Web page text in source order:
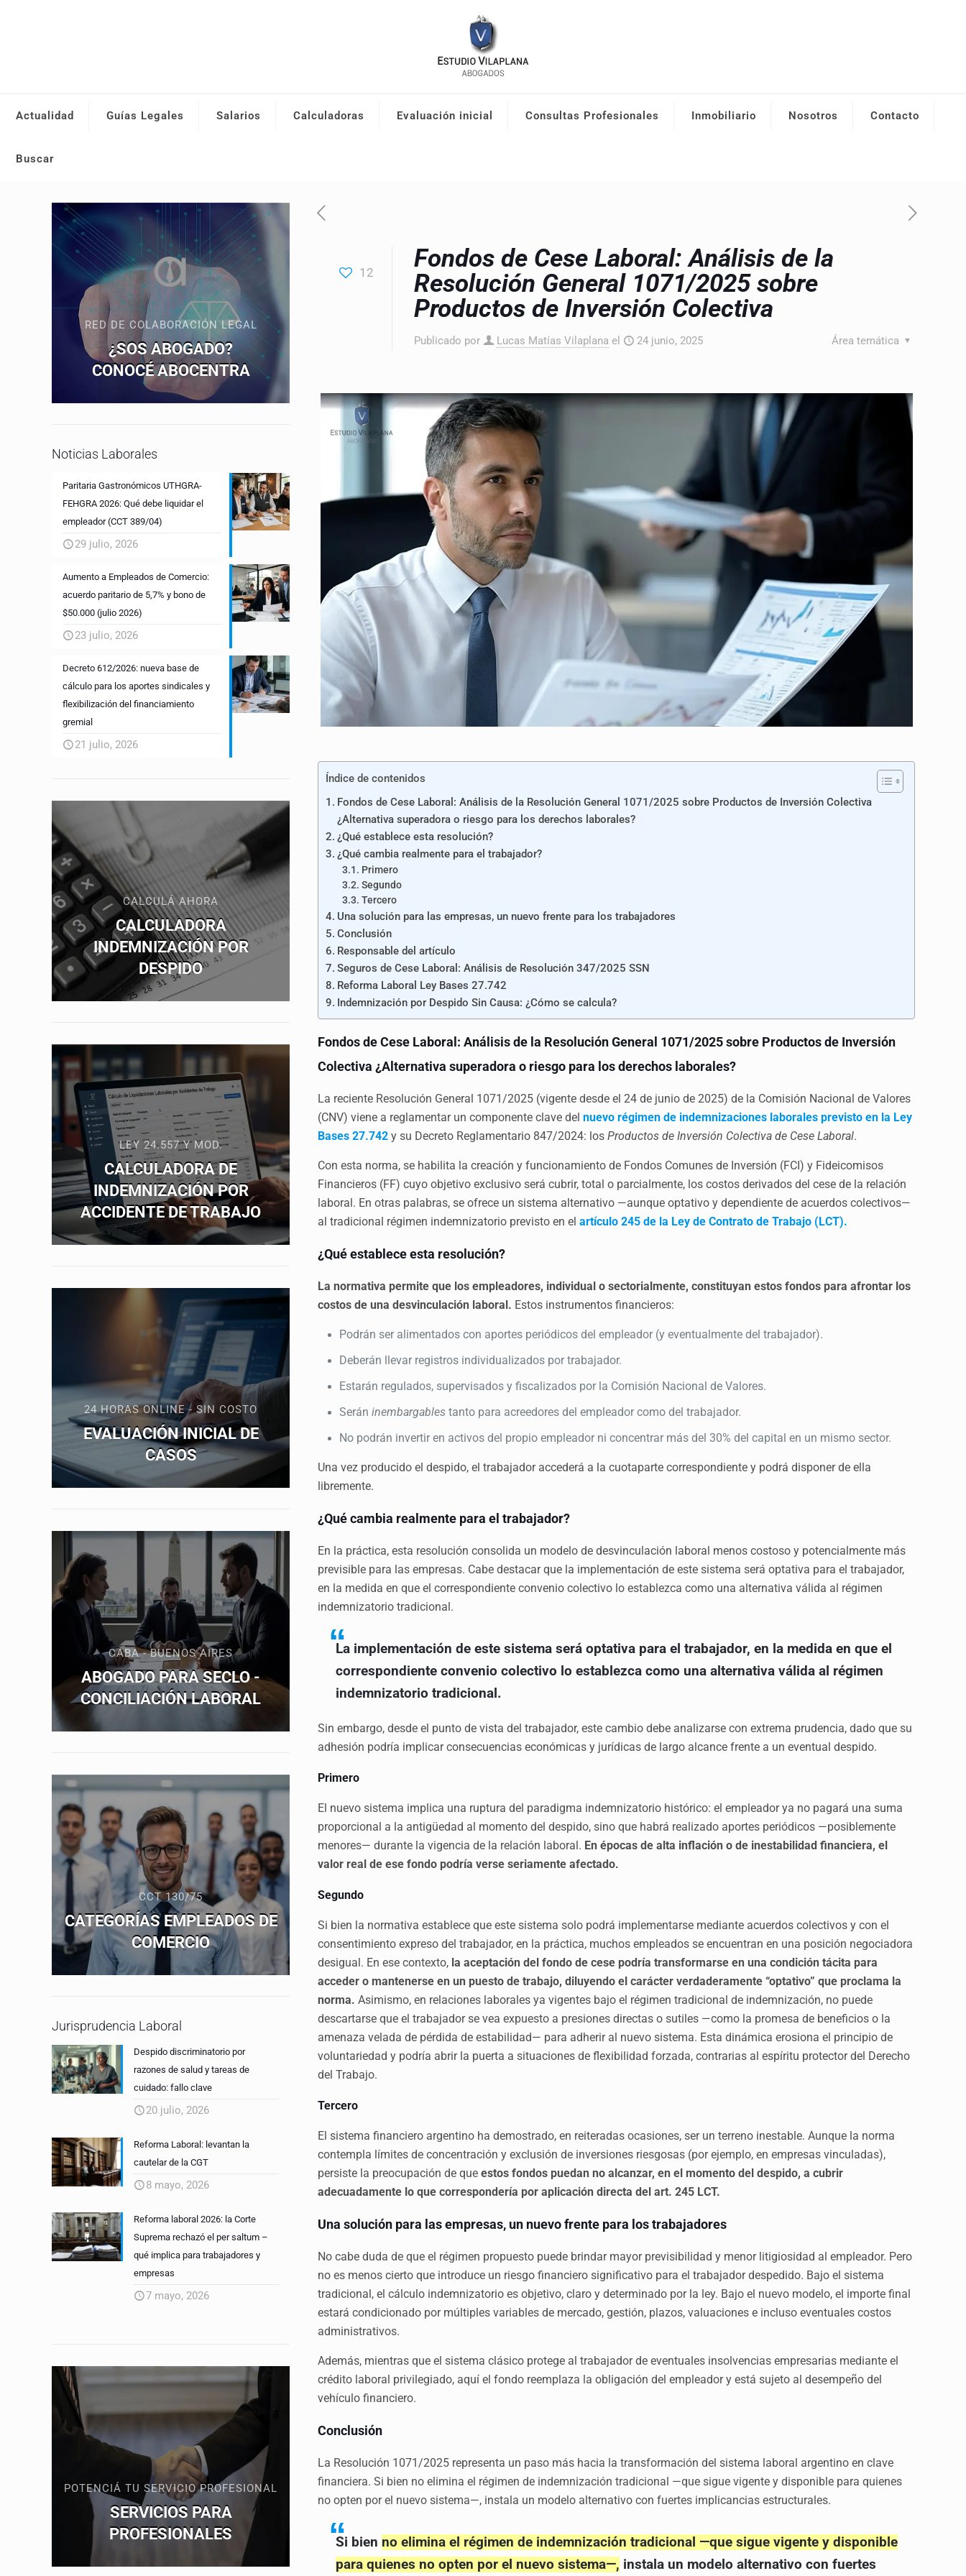
Actualidad Guías Legales Salarios Calculadoras Evaluación inicial Consultas Profesionales Inmobiliario Nosotros Contacto
Buscar
12
Fondos de Cese Laboral: Análisis de la
Resolución General 1071/2025 sobre
Productos de Inversión Colectiva
Publicado por Lucas Matías Vilaplana el 24 junio, 2025 Área temática
Índice de contenidos
Fondos de Cese Laboral: Análisis de la Resolución General 1071/2025 sobre Productos de Inversión Colectiva
¿Alternativa superadora o riesgo para los derechos laborales?
¿Qué establece esta resolución?
¿Qué cambia realmente para el trabajador?
Primero
Segundo
Tercero
Una solución para las empresas, un nuevo frente para los trabajadores
Conclusión
Responsable del artículo
Seguros de Cese Laboral: Análisis de Resolución 347/2025 SSN
Reforma Laboral Ley Bases 27.742
Indemnización por Despido Sin Causa: ¿Cómo se calcula?
Fondos de Cese Laboral: Análisis de la Resolución General 1071/2025 sobre Productos de Inversión
Colectiva ¿Alternativa superadora o riesgo para los derechos laborales?
La reciente Resolución General 1071/2025 (vigente desde el 24 de junio de 2025) de la Comisión Nacional de Valores
(CNV) viene a reglamentar un componente clave delnuevo régimen de indemnizaciones laborales previsto en la Ley
Bases 27.742 y su Decreto Reglamentario 847/2024: losProductos de Inversión Colectiva de Cese Laboral.
Con esta norma, se habilita la creación y funcionamiento de Fondos Comunes de Inversión (FCI) y Fideicomisos
Financieros (FF) cuyo objetivo exclusivo será cubrir, total o parcialmente, los costos derivados del cese de la relación
laboral. En otras palabras, se ofrece un sistema alternativo —aunque optativo y dependiente de acuerdos colectivos—
al tradicional régimen indemnizatorio previsto en elartículo 245 de la Ley de Contrato de Trabajo (LCT).
¿Qué establece esta resolución?
La normativa permite que los empleadores, individual o sectorialmente, constituyan estos fondos para afrontar los
costos de una desvinculación laboral. Estos instrumentos financieros:
Podrán ser alimentados con aportes periódicos del empleador (y eventualmente del trabajador).
Deberán llevar registros individualizados por trabajador.
Estarán regulados, supervisados y fiscalizados por la Comisión Nacional de Valores.
Seráninembargables tanto para acreedores del empleador como del trabajador.
No podrán invertir en activos del propio empleador ni concentrar más del 30% del capital en un mismo sector.
Una vez producido el despido, el trabajador accederá a la cuotaparte correspondiente y podrá disponer de ella
libremente.
¿Qué cambia realmente para el trabajador?
En la práctica, esta resolución consolida un modelo de desvinculación laboral menos costoso y potencialmente más
previsible para las empresas. Cabe destacar que la implementación de este sistema será optativa para el trabajador,
en la medida en que el correspondiente convenio colectivo lo establezca como una alternativa válida al régimen
indemnizatorio tradicional.
La implementación de este sistema será optativa para el trabajador, en la medida en que el
correspondiente convenio colectivo lo establezca como una alternativa válida al régimen
indemnizatorio tradicional.
Sin embargo, desde el punto de vista del trabajador, este cambio debe analizarse con extrema prudencia, dado que su
adhesión podría implicar consecuencias económicas y jurídicas de largo alcance frente a un eventual despido.
Primero
El nuevo sistema implica una ruptura del paradigma indemnizatorio histórico: el empleador ya no pagará una suma
proporcional a la antigüedad al momento del despido, sino que habrá realizado aportes periódicos —posiblemente
menores— durante la vigencia de la relación laboral. En épocas de alta inflación o de inestabilidad financiera, el
valor real de ese fondo podría verse seriamente afectado.
Segundo
Si bien la normativa establece que este sistema solo podrá implementarse mediante acuerdos colectivos y con el
consentimiento expreso del trabajador, en la práctica, muchos empleados se encuentran en una posición negociadora
desigual. En ese contexto, la aceptación del fondo de cese podría transformarse en una condición tácita para
acceder o mantenerse en un puesto de trabajo, diluyendo el carácter verdaderamente “optativo” que proclama la
norma. Asimismo, en relaciones laborales ya vigentes bajo el régimen tradicional de indemnización, no puede
descartarse que el trabajador se vea expuesto a presiones directas o sutiles —como la promesa de beneficios o la
amenaza velada de pérdida de estabilidad— para adherir al nuevo sistema. Esta dinámica erosiona el principio de
voluntariedad y podría abrir la puerta a situaciones de flexibilidad forzada, contrarias al espíritu protector del Derecho
del Trabajo.
Tercero
El sistema financiero argentino ha demostrado, en reiteradas ocasiones, ser un terreno inestable. Aunque la norma
contempla límites de concentración y exclusión de inversiones riesgosas (por ejemplo, en empresas vinculadas),
persiste la preocupación de queestos fondos puedan no alcanzar, en el momento del despido, a cubrir
adecuadamente lo que correspondería por aplicación directa del art. 245 LCT.
Una solución para las empresas, un nuevo frente para los trabajadores
No cabe duda de que el régimen propuesto puede brindar mayor previsibilidad y menor litigiosidad al empleador. Pero
no es menos cierto que introduce un riesgo financiero significativo para el trabajador despedido. Bajo el sistema
tradicional, el cálculo indemnizatorio es objetivo, claro y determinado por la ley. Bajo el nuevo modelo, el importe final
estará condicionado por múltiples variables de mercado, gestión, plazos, valuaciones e incluso eventuales costos
administrativos.
Además, mientras que el sistema clásico protege al trabajador de eventuales insolvencias empresarias mediante el
crédito laboral privilegiado, aquí el fondo reemplaza la obligación del empleador y está sujeto al desempeño del
vehículo financiero.
Conclusión
La Resolución 1071/2025 representa un paso más hacia la transformación del sistema laboral argentino en clave
financiera. Si bien no elimina el régimen de indemnización tradicional —que sigue vigente y disponible para quienes
no opten por el nuevo sistema—, instala un modelo alternativo con fuertes implicancias estructurales.
Si bien no elimina el régimen de indemnización tradicional —que sigue vigente y disponible
para quienes no opten por el nuevo sistema—, instala un modelo alternativo con fuertes
RED DE COLABORACIÓN LEGAL
¿SOS ABOGADO?
CONOCÉ ABOCENTRA
Noticias Laborales
Paritaria Gastronómicos UTHGRA-
FEHGRA 2026: Qué debe liquidar el
empleador (CCT 389/04)
29 julio, 2026
Aumento a Empleados de Comercio:
acuerdo paritario de 5,7% y bono de
$50.000 (julio 2026)
23 julio, 2026
Decreto 612/2026: nueva base de
cálculo para los aportes sindicales y
flexibilización del financiamiento
gremial
21 julio, 2026
CALCULÁ AHORA
CALCULADORA
INDEMNIZACIÓN POR
DESPIDO
LEY 24.557 Y MOD.
CALCULADORA DE
INDEMNIZACIÓN POR
ACCIDENTE DE TRABAJO
24 HORAS ONLINE - SIN COSTO
EVALUACIÓN INICIAL DE
CASOS
CABA - BUENOS AIRES
ABOGADO PARA SECLO -
CONCILIACIÓN LABORAL
CCT 130/75
CATEGORÍAS EMPLEADOS DE
COMERCIO
Jurisprudencia Laboral
Despido discriminatorio por
razones de salud y tareas de
cuidado: fallo clave
20 julio, 2026
Reforma Laboral: levantan la
cautelar de la CGT
8 mayo, 2026
Reforma laboral 2026: la Corte
Suprema rechazó el per saltum –
qué implica para trabajadores y
empresas
7 mayo, 2026
POTENCIÁ TU SERVICIO PROFESIONAL
SERVICIOS PARA
PROFESIONALES